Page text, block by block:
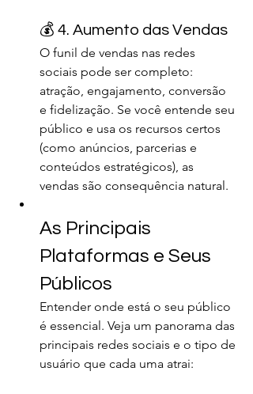
💰 4. Aumento das Vendas
O funil de vendas nas redes
sociais pode ser completo:
atração, engajamento, conversão
e fidelização. Se você entende seu
público e usa os recursos certos
(como anúncios, parcerias e
conteúdos estratégicos), as
vendas são consequência natural.
As Principais
Plataformas e Seus
Públicos
Entender onde está o seu público
é essencial. Veja um panorama das
principais redes sociais e o tipo de
usuário que cada uma atrai: